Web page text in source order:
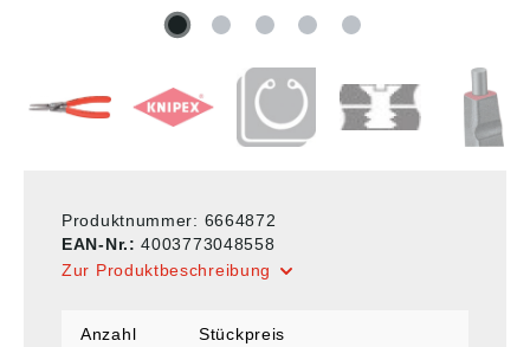
Produktnummer: 6664872
EAN-Nr.:4003773048558
Zur Produktbeschreibung
Anzahl Stückpreis